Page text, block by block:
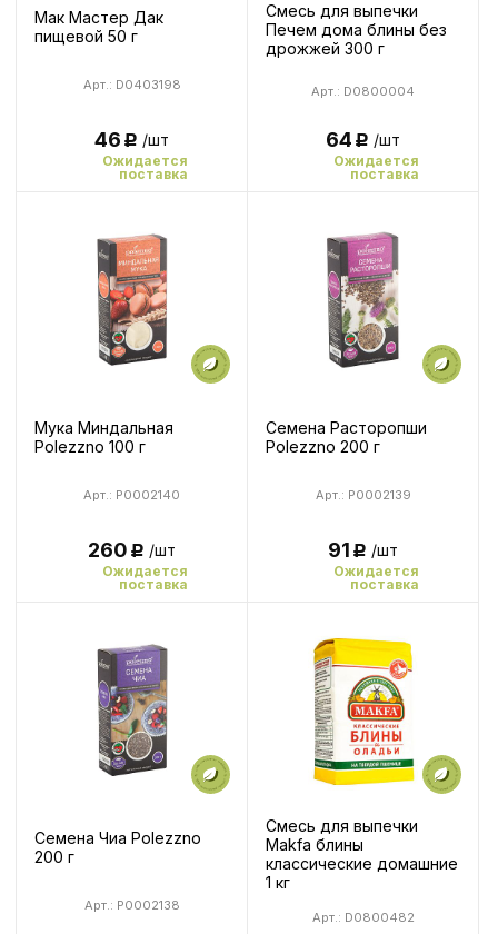
Мак Мастер Дак
пищевой 50 г
Арт.: D0403198
46Р /шт
Ожидается
поставка
Смесь для выпечки
Печем дома блины без
дрожжей 300 г
Арт.: D0800004
64Р /шт
Ожидается
поставка
Мука Миндальная
Polezzno 100 г
Арт.: P0002140
260Р /шт
Ожидается
поставка
Семена Расторопши
Polezzno 200 г
Арт.: P0002139
91Р /шт
Ожидается
поставка
Семена Чиа Polezzno
200 г
Арт.: P0002138
Смесь для выпечки
Makfa блины
классические домашние
1 кг
Арт.: D0800482